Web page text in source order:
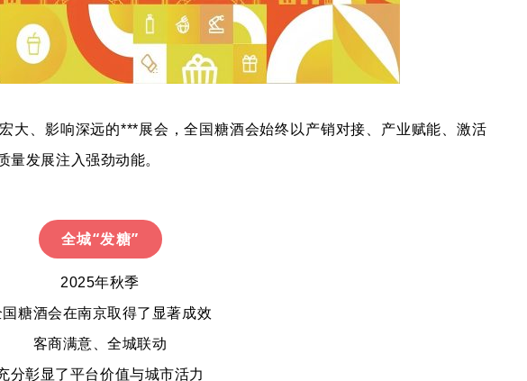
大、影响深远的***展会，全国糖酒会始终以产销对接、产业赋能、激活
量发展注入强劲动能。
全城“发糖”
2025年秋季
国糖酒会在南京取得了显著成效
客商满意、全城联动
分彰显了平台价值与城市活力